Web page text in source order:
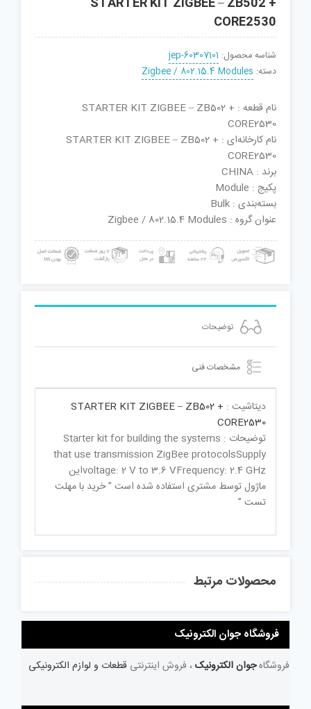
CORE2530
شناسه محصول: jep-60307101
دسته: Zigbee / 802.15.4 Modules
نام قطعه : STARTER KIT ZIGBEE – ZB502 +
CORE2530
نام کارخانه‌ای : STARTER KIT ZIGBEE – ZB502 +
CORE2530
برند : CHINA
پکیج : Module
بسته‌بندی : Bulk
عنوان گروه : Zigbee / 802.15.4 Modules
توضیحات
مشخصات فنی
دیتاشیت : STARTER KIT ZIGBEE – ZB502 +
CORE2530
توضیحات : Starter kit for building the systems
that use transmission ZigBee protocolsSupply
voltage: 2 V to 3.6 VFrequency: 2.4 GHzاین
ماژول توسط مشتری استفاده شده است ” خرید با مهلت
تست ”
محصولات مرتبط
فروشگاه جوان الکترونیک
فروشگاهجوان الکترونیک ، فروش اینترنتی قطعات و لوازم الکترونیکی